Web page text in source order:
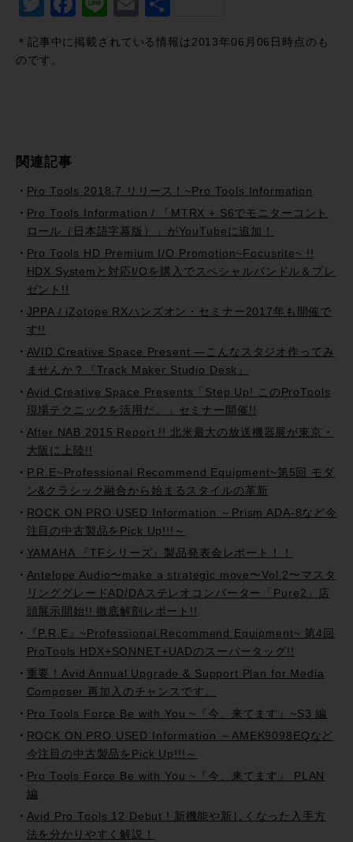
＊記事中に掲載されている情報は2013年06月06日時点のも
のです。
関連記事
Pro Tools 2018.7 リリース！~Pro Tools Information
Pro Tools Information / 「MTRX + S6でモニターコント
ロール（日本語字幕版）」がYouTubeに追加！
Pro Tools HD Premium I/O Promotion~Focusrite~ !!
HDX Systemと対応I/Oを購入でスペシャルバンドル＆プレ
ゼント!!
JPPA / iZotope RXハンズオン・セミナー2017年も開催で
す!!
AVID Creative Space Present —こんなスタジオ作ってみ
ませんか？『Track Maker Studio Desk』
Avid Creative Space Presents「Step Up! このProTools
現場テクニックを活用だ。」セミナー開催!!
After NAB 2015 Report !! 北米最大の放送機器展が東京・
大阪に上陸!!
P.R.E~Professional Recommend Equipment~第5回 モダ
ン&クラシック融合から始まるスタイルの革新
ROCK ON PRO USED Information ～Prism ADA-8など今
注目の中古製品をPick Up!!!～
YAMAHA 『TFシリーズ』製品発表会レポート！！
Antelope Audio〜make a strategic move〜Vol.2〜マスタ
リンググレードAD/DAステレオコンバーター「Pure2」店
頭展示開始!! 徹底解剖レポート!!
『P.R.E』~Professional Recommend Equipment~ 第4回
ProTools HDX+SONNET+UADのスーパータッグ!!
重要！Avid Annual Upgrade & Support Plan for Media
Composer 再加入のチャンスです。
Pro Tools Force Be with You ~『今、来てます』~S3 編
ROCK ON PRO USED Information ～AMEK9098EQなど
今注目の中古製品をPick Up!!!～
Pro Tools Force Be with You ~『今、来てます』 PLAN
編
Avid Pro Tools 12 Debut ! 新機能や新しくなった入手方
法を分かりやすく解説！